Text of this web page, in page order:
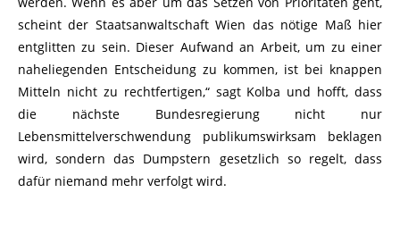
scheint der Staatsanwaltschaft Wien das nötige Maß hier
entglitten zu sein. Dieser Aufwand an Arbeit, um zu einer
naheliegenden Entscheidung zu kommen, ist bei knappen
Mitteln nicht zu rechtfertigen,“ sagt Kolba und hofft, dass
die nächste Bundesregierung nicht nur
Lebensmittelverschwendung publikumswirksam beklagen
wird, sondern das Dumpstern gesetzlich so regelt, dass
dafür niemand mehr verfolgt wird.